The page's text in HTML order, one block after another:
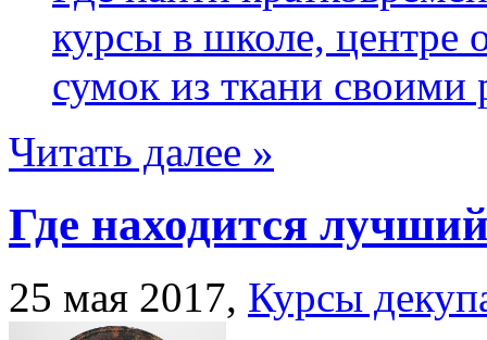
курсы в школе, центре
сумок из ткани своими
Читать далее »
Где находится
25 мая 2017, Курсы